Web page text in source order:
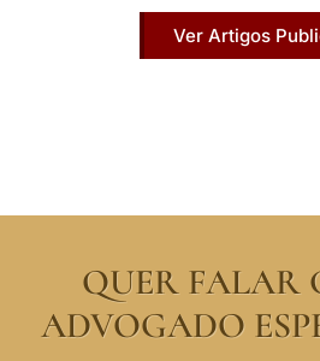
Ver Artigos
QUER FALAR
ADVOGADO